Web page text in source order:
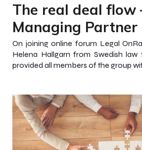
The real deal flow
Managing Partner
On joining online forum Legal
Helena Hallgarn from Swedish law
provided all members of the group